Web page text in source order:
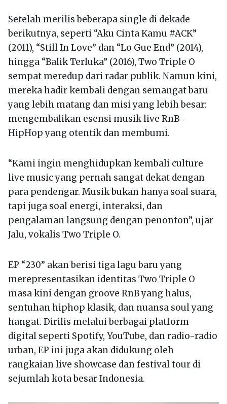
Setelah merilis beberapa single di dekade
berikutnya, seperti “Aku Cinta Kamu #ACK”
(2011), “Still In Love” dan “Lo Gue End” (2014),
hingga “Balik Terluka” (2016), Two Triple O
sempat meredup dari radar publik. Namun kini,
mereka hadir kembali dengan semangat baru
yang lebih matang dan misi yang lebih besar:
mengembalikan esensi musik live RnB–
HipHop yang otentik dan membumi.
“Kami ingin menghidupkan kembali culture
live music yang pernah sangat dekat dengan
para pendengar. Musik bukan hanya soal suara,
tapi juga soal energi, interaksi, dan
pengalaman langsung dengan penonton”, ujar
Jalu, vokalis Two Triple O.
EP “230” akan berisi tiga lagu baru yang
merepresentasikan identitas Two Triple O
masa kini dengan groove RnB yang halus,
sentuhan hiphop klasik, dan nuansa soul yang
hangat. Dirilis melalui berbagai platform
digital seperti Spotify, YouTube, dan radio-radio
urban, EP ini juga akan didukung oleh
rangkaian live showcase dan festival tour di
sejumlah kota besar Indonesia.